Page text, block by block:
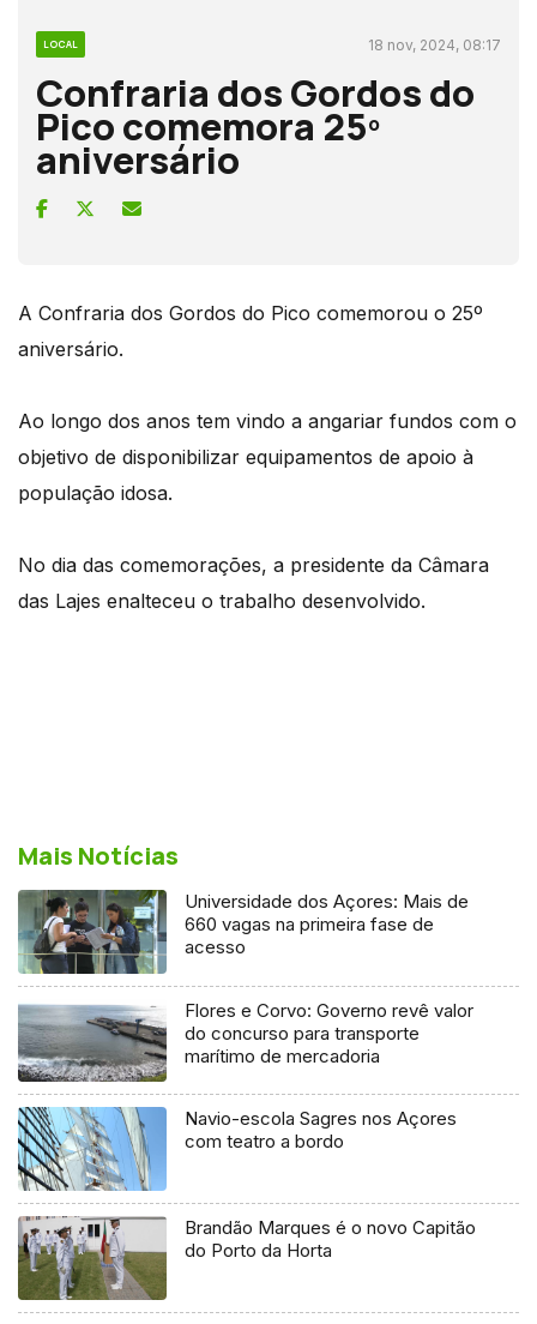
LOCAL 18 nov, 2024, 08:17
Confraria dos Gordos do
Pico comemora 25º
aniversário
A Confraria dos Gordos do Pico comemorou o 25º
aniversário.
Ao longo dos anos tem vindo a angariar fundos com o
objetivo de disponibilizar equipamentos de apoio à
população idosa.
No dia das comemorações, a presidente da Câmara
das Lajes enalteceu o trabalho desenvolvido.
Mais Notícias
Universidade dos Açores: Mais de
660 vagas na primeira fase de
acesso
Flores e Corvo: Governo revê valor
do concurso para transporte
marítimo de mercadoria
Navio-escola Sagres nos Açores
com teatro a bordo
Brandão Marques é o novo Capitão
do Porto da Horta